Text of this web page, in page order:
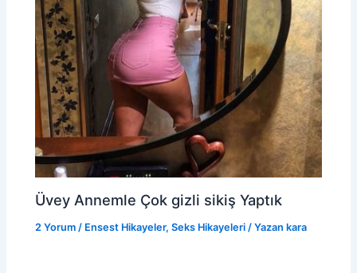
Üvey Annemle Çok gizli sikiş Yaptık
2 Yorum / Ensest Hikayeler,Seks Hikayeleri / Yazan kara